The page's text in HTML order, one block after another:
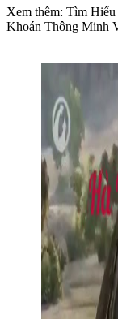
Xem thêm: Tìm
Khoán Thông Minh